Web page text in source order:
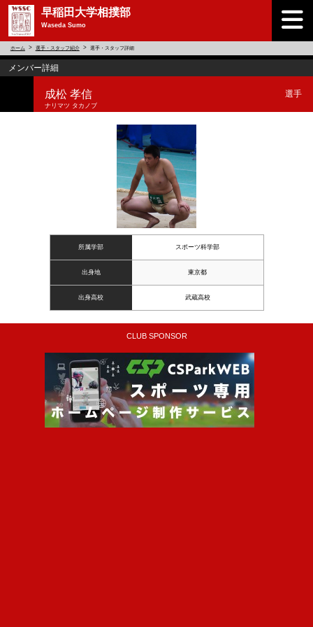
早稲田大学相撲部
Waseda Sumo
ホーム 選手・スタッフ紹介 選手・スタッフ詳細
メンバー詳細
成松 孝信
ナリマツ タカノブ
選手
所属学部 スポーツ科学部
出身地 東京都
出身高校 武蔵高校
CLUB SPONSOR